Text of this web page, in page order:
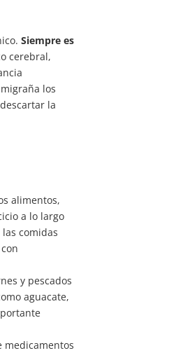
Siempre es
cerebral,
los
la
alimentos,
a lo largo
comidas
y pescados
aguacate,
medicamentos